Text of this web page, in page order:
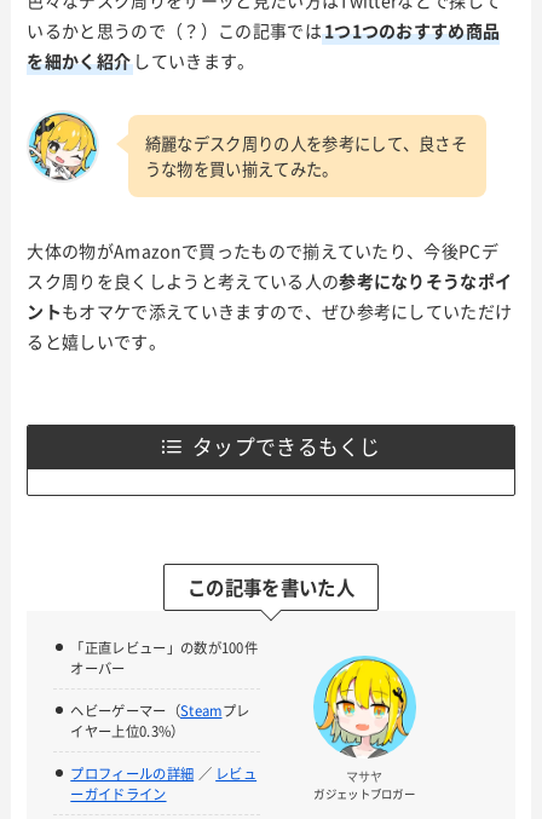
いるかと思うので（？）この記事では1つ1つのおすすめ商品
を細かく紹介 していきます。
綺麗なデスク周りの人を参考にして、良さそ
うな物を買い揃えてみた。
大体の物がAmazonで買ったもので揃えていたり、今後PCデ
スク周りを良くしようと考えている人の参考になりそうなポイ
ントもオマケで添えていきますので、ぜひ参考にしていただけ
ると嬉しいです。
タップできるもくじ
この記事を書いた人
「正直レビュー」の数が100件
オーバー
ヘビーゲーマー（Steamプレ
イヤー上位0.3%）
プロフィールの詳細 ／ レビュ
ーガイドライン
マサヤ
ガジェットブロガー